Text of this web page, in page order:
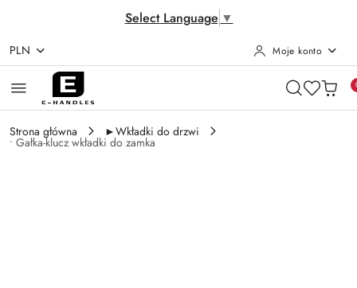
Select Language ▼
Przejdź do treści głównej
Przejdź do wyszukiwarki
Przejdź do moje konto
Przejdź do menu głównego
Przejdź do opisu produktu
Przejdź do stopki
PLN Moje konto
Strona główna ►Wkładki do drzwi
• Gałka-klucz wkładki do zamka